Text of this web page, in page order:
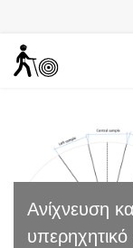
Ανίχνευση